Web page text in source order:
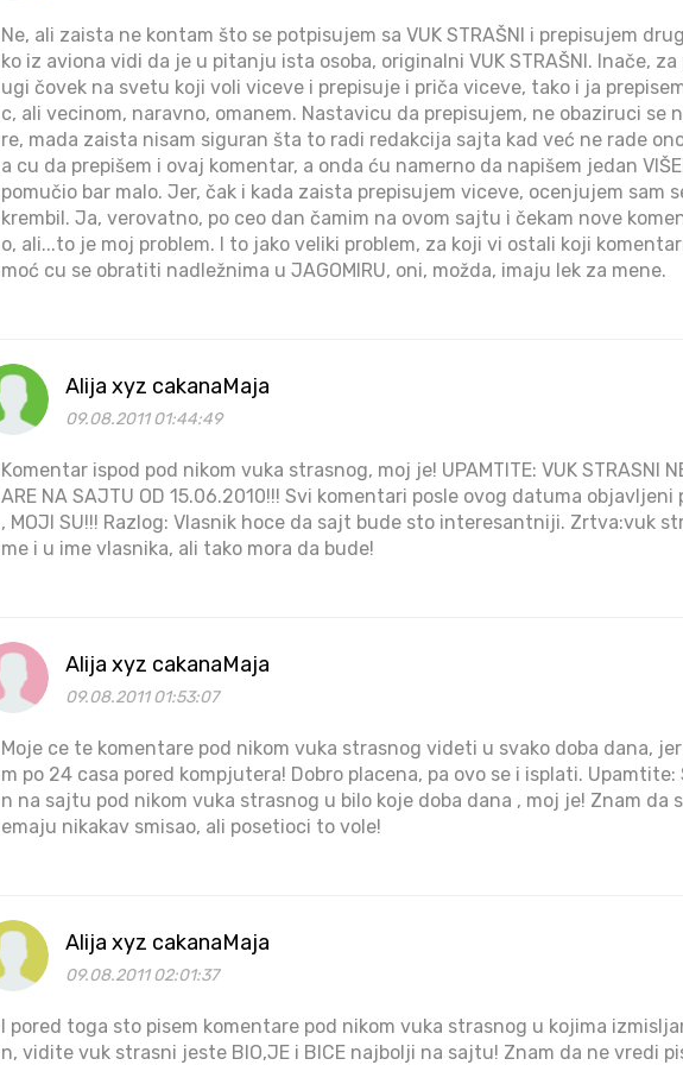
Ne, ali zaista ne kontam što se potpisujem sa VUK STRAŠNI i prepisujem
ko iz aviona vidi da je u pitanju ista osoba, originalni VUK STRAŠNI. Inače,
ugi čovek na svetu koji voli viceve i prepisuje i priča viceve, tako i ja
c, ali vecinom, naravno, omanem. Nastavicu da prepisujem, ne obaziruci se
re, mada zaista nisam siguran šta to radi redakcija sajta kad već ne rade
a cu da prepišem i ovaj komentar, a onda ću namerno da napišem jedan
pomučio bar malo. Jer, čak i kada zaista prepisujem viceve, ocenjujem sam
krembil. Ja, verovatno, po ceo dan čamim na ovom sajtu i čekam nove
o, ali...to je moj problem. I to jako veliki problem, za koji vi ostali koji
moć cu se obratiti nadležnima u JAGOMIRU, oni, možda, imaju lek za mene.
Alija xyz cakanaMaja
09.08.2011 01:44:49
Komentar ispod pod nikom vuka strasnog, moj je! UPAMTITE: VUK STRASNI
ARE NA SAJTU OD 15.06.2010!!! Svi komentari posle ovog datuma
, MOJI SU!!! Razlog: Vlasnik hoce da sajt bude sto interesantniji. Zrtva:vuk
me i u ime vlasnika, ali tako mora da bude!
Alija xyz cakanaMaja
09.08.2011 01:53:07
Moje ce te komentare pod nikom vuka strasnog videti u svako doba dana,
m po 24 casa pored kompjutera! Dobro placena, pa ovo se i isplati.
n na sajtu pod nikom vuka strasnog u bilo koje doba dana , moj je! Znam da
emaju nikakav smisao, ali posetioci to vole!
Alija xyz cakanaMaja
09.08.2011 02:01:37
I pored toga sto pisem komentare pod nikom vuka strasnog u kojima
n, vidite vuk strasni jeste BIO,JE i BICE najbolji na sajtu! Znam da ne vredi